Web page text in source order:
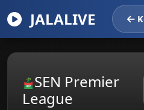
JALALIVE
SEN Premier
League